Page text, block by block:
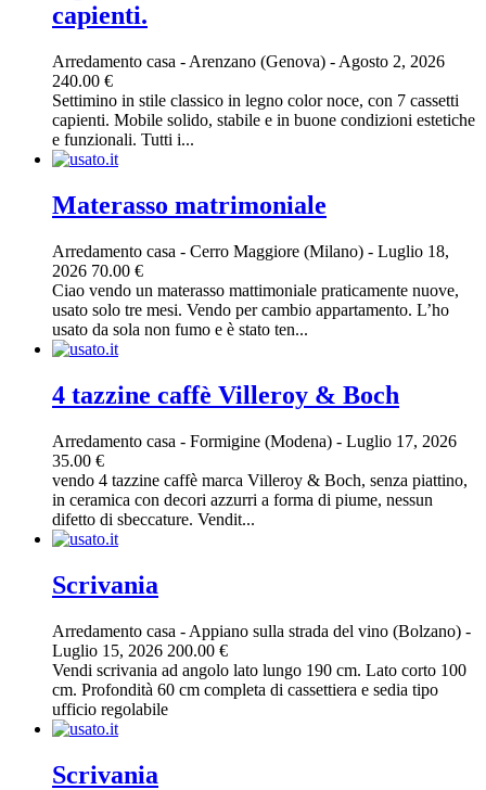
capienti.
Arredamento casa - Arenzano (Genova) - Agosto 2, 2026
240.00 €
Settimino in stile classico in legno color noce, con 7 cassetti
capienti. Mobile solido, stabile e in buone condizioni estetiche
e funzionali. Tutti i...
Materasso matrimoniale
Arredamento casa - Cerro Maggiore (Milano) - Luglio 18,
2026 70.00 €
Ciao vendo un materasso mattimoniale praticamente nuove,
usato solo tre mesi. Vendo per cambio appartamento. L’ho
usato da sola non fumo e è stato ten...
4 tazzine caffè Villeroy & Boch
Arredamento casa - Formigine (Modena) - Luglio 17, 2026
35.00 €
vendo 4 tazzine caffè marca Villeroy & Boch, senza piattino,
in ceramica con decori azzurri a forma di piume, nessun
difetto di sbeccature. Vendit...
Scrivania
Arredamento casa - Appiano sulla strada del vino (Bolzano) -
Luglio 15, 2026 200.00 €
Vendi scrivania ad angolo lato lungo 190 cm. Lato corto 100
cm. Profondità 60 cm completa di cassettiera e sedia tipo
ufficio regolabile
Scrivania